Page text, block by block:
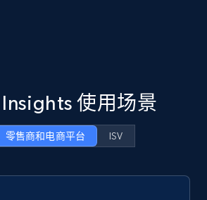
使用场景
零售商和电商平台 ISV